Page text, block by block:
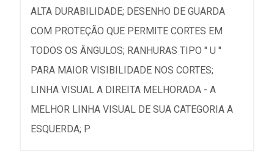
ALTA DURABILIDADE; DESENHO DE GUARDA
COM PROTEÇÃO QUE PERMITE CORTES EM
TODOS OS ÂNGULOS; RANHURAS TIPO " U "
PARA MAIOR VISIBILIDADE NOS CORTES;
LINHA VISUAL A DIREITA MELHORADA - A
MELHOR LINHA VISUAL DE SUA CATEGORIA A
ESQUERDA; P